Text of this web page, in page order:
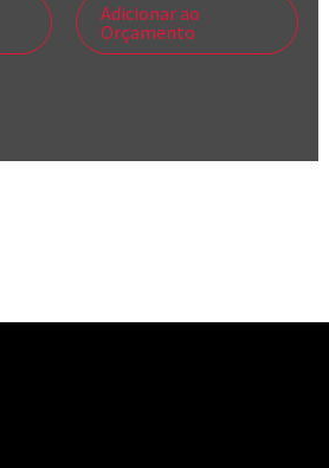
Adicionar ao
Orçamento